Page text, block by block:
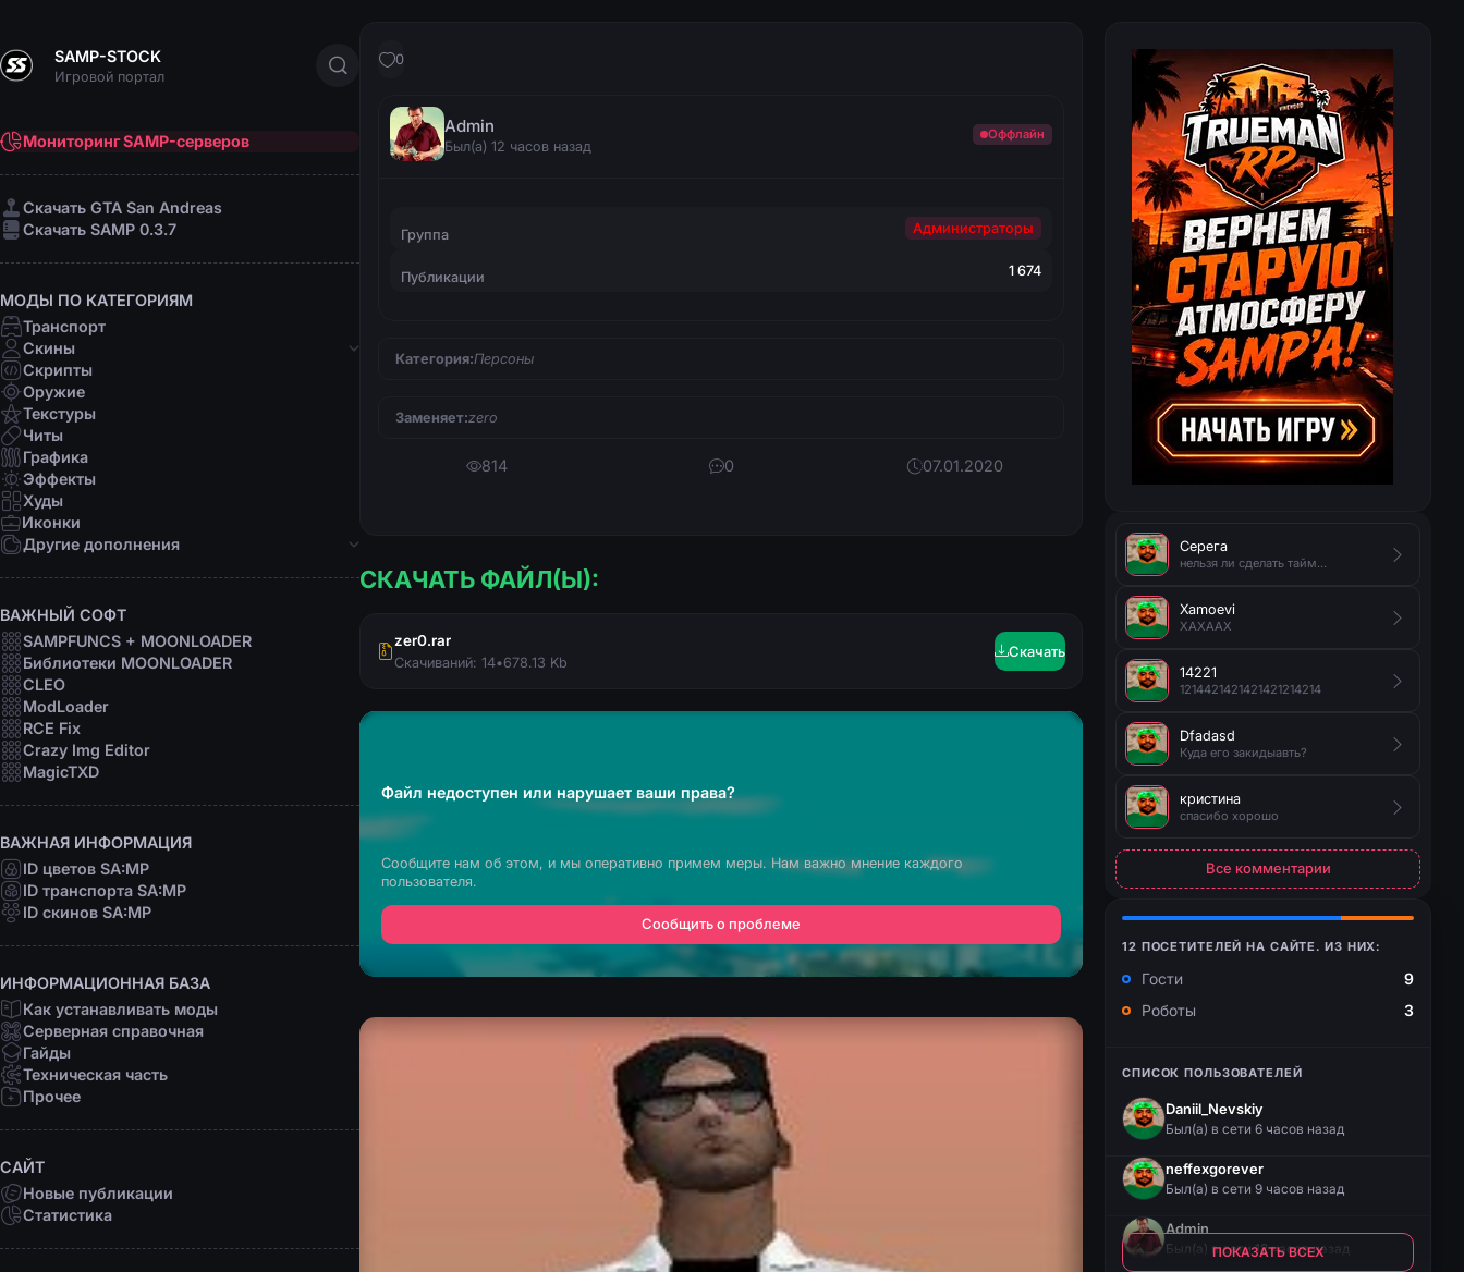
SAMP-STOCK
Игровой портал
Мониторинг SAMP-серверов
Cкачать GTA San Andreas
Cкачать SAMP 0.3.7
МОДЫ ПО КАТЕГОРИЯМ
Транспорт
Скины
Банды
Афро-американцы
Латино
Мафии
Организации
Девушки
Персоны
Рофл
Скрипты
Оружие
Текстуры
Читы
Графика
Эффекты
Худы
Иконки
Другие дополнения
Звуки
Анимации
Шрифты
Прицелы
Радары
Программы
ВАЖНЫЙ СОФТ
SAMPFUNCS + MOONLOADER
Библиотеки MOONLOADER
CLEO
ModLoader
RCE Fix
Crazy Img Editor
MagicTXD
ВАЖНАЯ ИНФОРМАЦИЯ
ID цветов SA:MP
ID транспорта SA:MP
ID скинов SA:MP
ИНФОРМАЦИОННАЯ БАЗА
Как устанавливать моды
Серверная справочная
Гайды
Техническая часть
Прочее
САЙТ
Новые публикации
Статистика
0
Admin
Был(а) 12 часов назад
Оффлайн
Группа Администраторы
Публикации 1 674
Категория:Персоны
Заменяет:zero
814 0 07.01.2020
СКАЧАТЬ ФАЙЛ(Ы):
zer0.rar
Скачиваний: 14•678.13 Kb
Скачать
Файл недоступен или нарушает ваши права?
Сообщите нам об этом, и мы оперативно примем меры. Нам важно мнение каждого
пользователя.
Сообщить о проблеме
Серега
Xamoevi
XAXAAX
14221
1214421421421421214214
Dfadasd
Куда его закидыавть?
кристина
спасибо хорошо
Все комментарии
12 ПОСЕТИТЕЛЕЙ НА САЙТЕ. ИЗ НИХ:
Гости
9
Роботы
3
СПИСОК ПОЛЬЗОВАТЕЛЕЙ
Daniil_Nevskiy
Был(a) в сети 6 часов назад
neffexgorever
Был(a) в сети 9 часов назад
Admin
Был(a) в сети 12 часов назад
ПОКАЗАТЬ ВСЕХ